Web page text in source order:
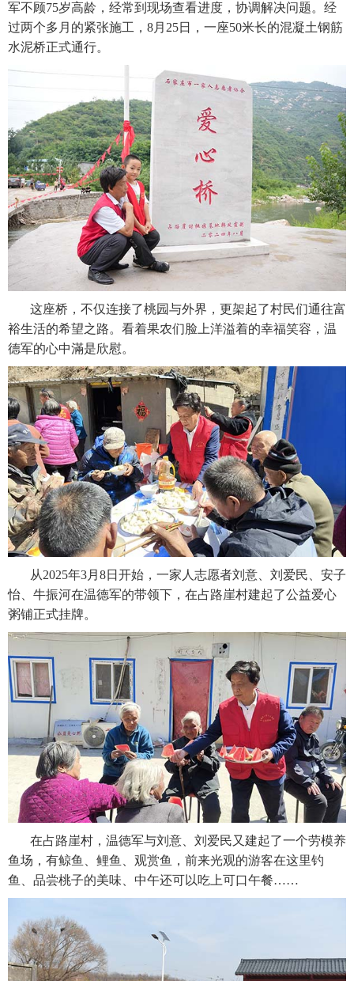
军不顾75岁高龄，经常到现场查看进度，协调解决问题。经
过两个多月的紧张施工，8月25日，一座50米长的混凝土钢筋
水泥桥正式通行。
这座桥，不仅连接了桃园与外界，更架起了村民们通往富
裕生活的希望之路。看着果农们脸上洋溢着的幸福笑容，温
德军的心中滿是欣慰。
从2025年3月8日开始，一家人志愿者刘意、刘爱民、安子
怡、牛振河在温德军的带领下，在占路崖村建起了公益爱心
粥铺正式挂牌。
在占路崖村，温德军与刘意、刘爱民又建起了一个劳模养
鱼场，有鲸鱼、鲤鱼、观赏鱼，前来光观的游客在这里钓
鱼、品尝桃子的美味、中午还可以吃上可口午餐……